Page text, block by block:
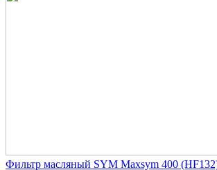
Фильтр масляный SYM Maxsym 400